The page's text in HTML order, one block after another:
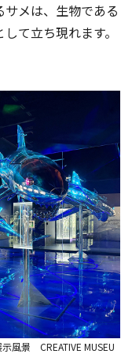
メは、生物である
て立ち現れます。
風景 CREATIVE MUSEU